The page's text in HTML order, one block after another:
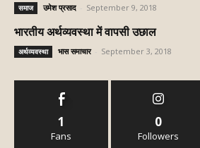
समाज उमेश प्रसाद September 9, 2018
भारतीय अर्थव्यवस्था में वापसी उछाल
अर्थव्यवस्था भास समाचार September 3, 2018
1
Fans
0
Followers